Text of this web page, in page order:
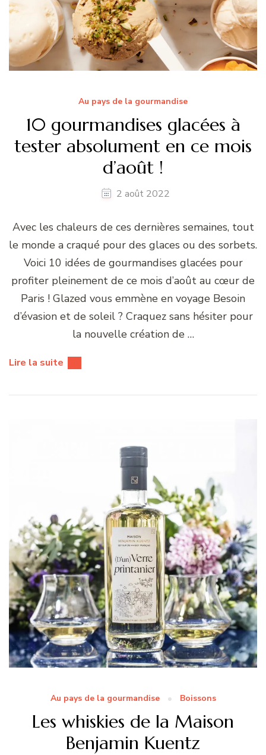
Au pays de la gourmandise
10 gourmandises glacées à
tester absolument en ce mois
d’août !
2 août 2022
Avec les chaleurs de ces dernières semaines, tout
le monde a craqué pour des glaces ou des sorbets.
Voici 10 idées de gourmandises glacées pour
profiter pleinement de ce mois d’août au cœur de
Paris ! Glazed vous emmène en voyage Besoin
d’évasion et de soleil ? Craquez sans hésiter pour
la nouvelle création de …
Lire la suite
Au pays de la gourmandise Boissons
Les whiskies de la Maison
Benjamin Kuentz